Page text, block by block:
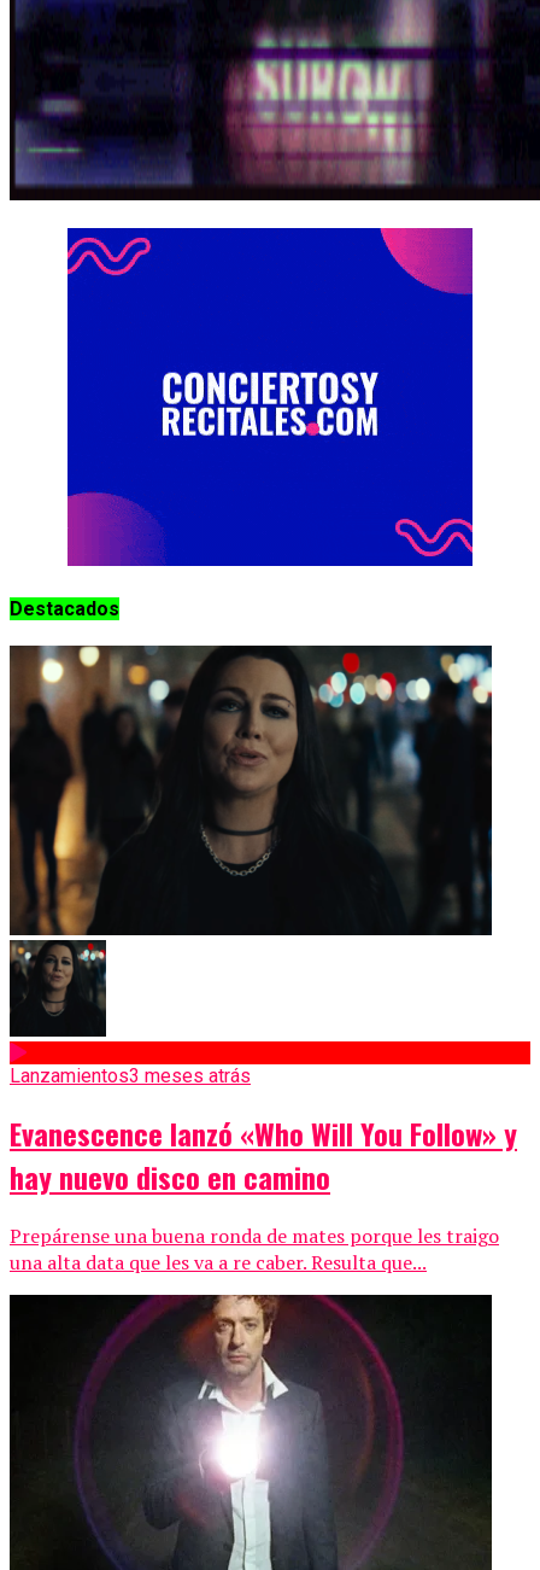
Destacados
Lanzamientos3 meses atrás
Evanescence lanzó «Who Will You Follow» y
hay nuevo disco en camino
Prepárense una buena ronda de mates porque les traigo
una alta data que les va a re caber. Resulta que...